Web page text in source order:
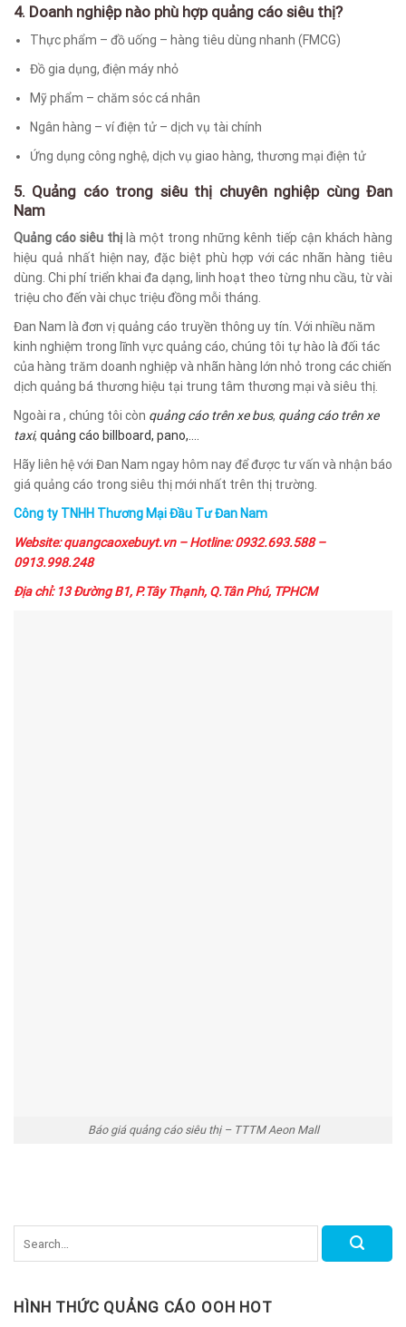
4. Doanh nghiệp nào phù hợp quảng cáo siêu thị?
Thực phẩm – đồ uống – hàng tiêu dùng nhanh (FMCG)
Đồ gia dụng, điện máy nhỏ
Mỹ phẩm – chăm sóc cá nhân
Ngân hàng – ví điện tử – dịch vụ tài chính
Ứng dụng công nghệ, dịch vụ giao hàng, thương mại điện tử
5. Quảng cáo trong siêu thị chuyên nghiệp cùng Đan
Nam
Quảng cáo siêu thị là một trong những kênh tiếp cận khách hàng
hiệu quả nhất hiện nay, đặc biệt phù hợp với các nhãn hàng tiêu
dùng. Chi phí triển khai đa dạng, linh hoạt theo từng nhu cầu, từ vài
triệu cho đến vài chục triệu đồng mỗi tháng.
Đan Nam là đơn vị quảng cáo truyền thông uy tín. Với nhiều năm
kinh nghiệm trong lĩnh vực quảng cáo, chúng tôi tự hào là đối tác
của hàng trăm doanh nghiệp và nhãn hàng lớn nhỏ trong các chiến
dịch quảng bá thương hiệu tại trung tâm thương mại và siêu thị.
Ngoài ra , chúng tôi còn quảng cáo trên xe bus, quảng cáo trên xe
taxi, quảng cáo billboard, pano,….
Hãy liên hệ với Đan Nam ngay hôm nay để được tư vấn và nhận báo
giá quảng cáo trong siêu thị mới nhất trên thị trường.
Công ty TNHH Thương Mại Đầu Tư Đan Nam
Website: quangcaoxebuyt.vn – Hotline: 0932.693.588 –
0913.998.248
Địa chỉ: 13 Đường B1, P.Tây Thạnh, Q.Tân Phú, TPHCM
Báo giá quảng cáo siêu thị – TTTM Aeon Mall
HÌNH THỨC QUẢNG CÁO OOH HOT